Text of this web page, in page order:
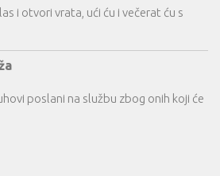
i otvori vrata, ući ću i večerat ću s
poslani na službu zbog onih koji će